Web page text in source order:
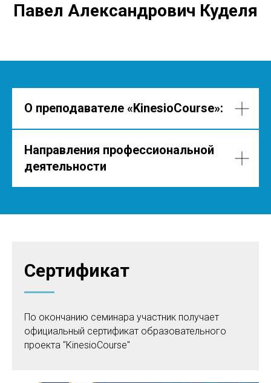
Павел Александрович Куделя
О преподавателе «KinesioCourse»:
Направления профессиональной
деятельности
Сертификат
По окончанию семинара участник получает
официальный сертификат образовательного
проекта "KinesioCourse"